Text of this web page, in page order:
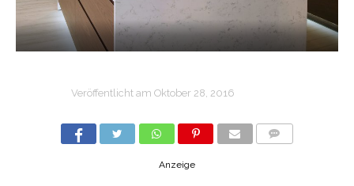
Veröffentlicht am Oktober 28, 2016
Anzeige